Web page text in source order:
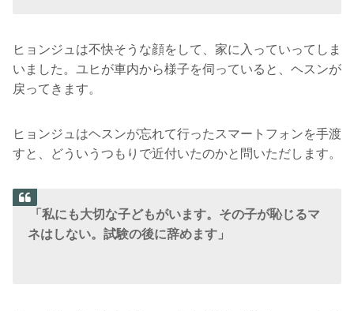
ヒョンジュは不快そうな顔をして、家に入っていってしま
いました。ユヒが車内から様子を伺っていると、ヘスンが
戻ってきます。
ヒョンジュはヘスンが忘れて行ったスマートフォンを手渡
すと、どういうつもりで近付いたのかと問いただします。
「私にも大切な子どもがいます。その子が恥じるマ
ネはしない。試験の後に辞めます」